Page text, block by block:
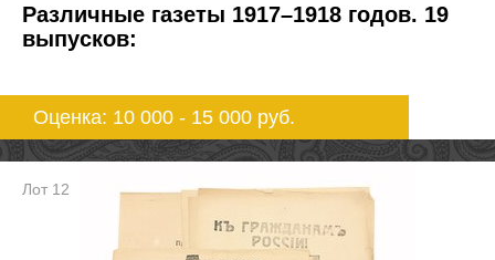
Различные газеты 1917–1918 годов. 19
выпусков:
Оценка: 10 000 - 15 000 руб.
Лот 12